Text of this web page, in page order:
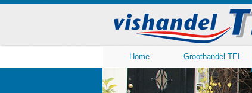
Home Groothandel TEL